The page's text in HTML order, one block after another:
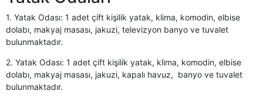
1. Yatak Odası: 1 adet çift kişilik yatak, klima, komodin, elbise
dolabı, makyaj masası, jakuzi, televizyon banyo ve tuvalet
bulunmaktadır.
2. Yatak Odası: 1 adet çift kişilik yatak, klima, komodin, elbise
dolabı, makyaj masası, jakuzi, kapalı havuz, banyo ve tuvalet
bulunmaktadır.